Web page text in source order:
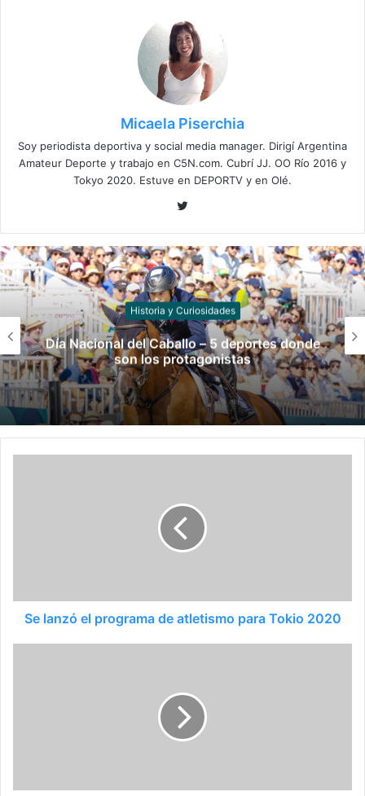
Micaela Piserchia
Soy periodista deportiva y social media manager. Dirigí Argentina
Amateur Deporte y trabajo en C5N.com. Cubrí JJ. OO Río 2016 y
Tokyo 2020. Estuve en DEPORTV y en Olé.
Twitter
Historia y Curiosidades
Día Nacional del Caballo – 5 deportes donde
son los protagonistas
Se lanzó el programa de atletismo para Tokio 2020